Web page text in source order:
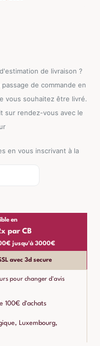
de livraison ?
de commande en
vous souhaitez être livré.
sur rendez-vous avec le
en vous inscrivant à la
en
par CB
jusqu'à 3000€
avec 3d secure
pour changer d'avis
100€ d'achats
Luxembourg,